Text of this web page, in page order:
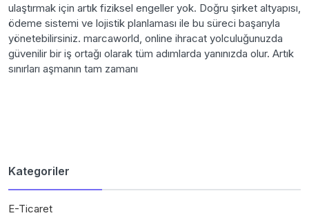
ulaştırmak için artık fiziksel engeller yok. Doğru şirket altyapısı,
ödeme sistemi ve lojistik planlaması ile bu süreci başarıyla
yönetebilirsiniz. marcaworld, online ihracat yolculuğunuzda
güvenilir bir iş ortağı olarak tüm adımlarda yanınızda olur. Artık
sınırları aşmanın tam zamanı
Kategoriler
E-Ticaret